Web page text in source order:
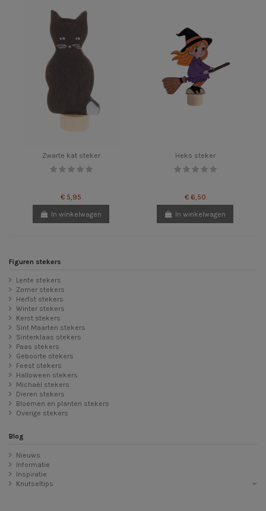
Zwarte kat steker
€ 5,95
In winkelwagen
Heks steker
€ 6,50
In winkelwagen
Figuren stekers
Lente stekers
Zomer stekers
Herfst stekers
Winter stekers
Kerst stekers
Sint Maarten stekers
Sinterklaas stekers
Paas stekers
Geboorte stekers
Feest stekers
Halloween stekers
Michaël stekers
Dieren stekers
Bloemen en planten stekers
Overige stekers
Blog
Nieuws
Informatie
Inspiratie
Knutseltips